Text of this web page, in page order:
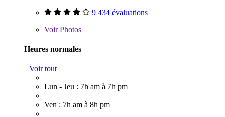
9 434 évaluations
VoirPhotos
Heures normales
Voir tout
Lun - Jeu : 7h am à 7h pm
Ven : 7h am à 8h pm